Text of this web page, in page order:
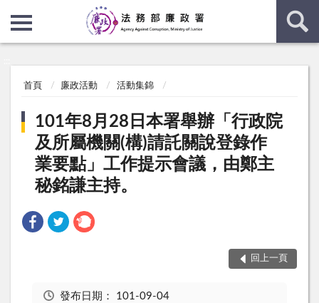
首頁 廉政活動 活動集錦
101年8月28日本署舉辦「行政院
及所屬機關(構)請託關說登錄作
業要點」工作提示會議，由鄭主
秘銘謙主持。
回上一頁
發布日期： 101-09-04